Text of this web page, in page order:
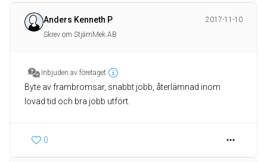
Anders Kenneth P
2017-11-10
Skrev om StjärnMek AB
Inbjuden av företaget
Byte av frambromsar, snabbt jobb, återlämnad inom
lovad tid och bra jobb utfört.
0